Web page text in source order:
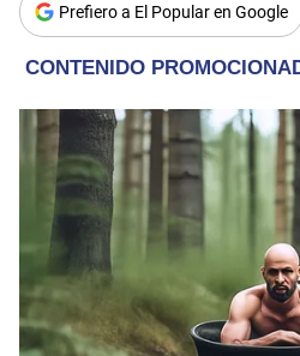
Prefiero a El Popular en Google